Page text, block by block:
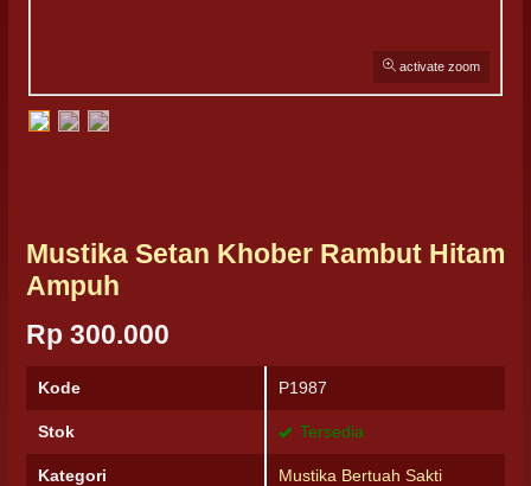
activate zoom
Mustika Setan Khober Rambut Hitam
Ampuh
Rp 300.000
Kode P1987
Stok Tersedia
Kategori Mustika Bertuah Sakti